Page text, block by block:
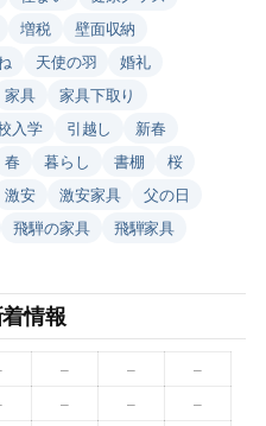
増税
壁面収納
天使の羽
婚礼
家具
家具下取り
入学 引越し
新春
春 暮らし 書棚
桜
激安 激安家具
父の日
飛騨の家具
飛騨家具
情報
– –
–
– – –